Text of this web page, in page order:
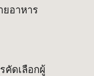
ยอาหาร
คัดเลือกผู้